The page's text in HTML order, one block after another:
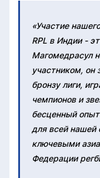
«Участие
RPL в Индии -
Магомедрасул
участником, он
бронзу лиги,
чемпионов и
бесценный
для всей нашей
ключевыми
Федерации